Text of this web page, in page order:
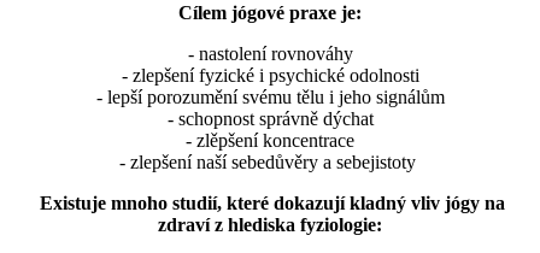
Cílem jógové praxe je:
- nastolení rovnováhy
- zlepšení fyzické i psychické odolnosti
- lepší porozumění svému tělu i jeho signálům
- schopnost správně dýchat
- zlěpšení koncentrace
- zlepšení naší sebedůvěry a sebejistoty
Existuje mnoho studií, které dokazují kladný vliv jógy na
zdraví z hlediska fyziologie: